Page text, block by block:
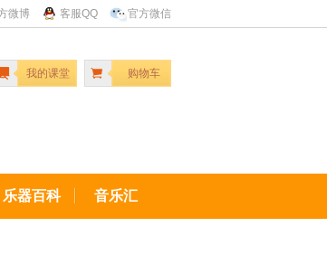
微博 客服QQ 官方微信
我的课堂 购物车
乐器百科 音乐汇